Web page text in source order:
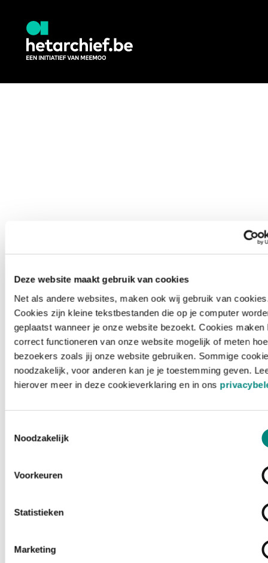
Deze website maakt gebruik van cookies
Net als andere websites, maken ook wij gebruik van
Cookies zijn kleine tekstbestanden die op je computer
geplaatst wanneer je onze website bezoekt. Cookies maken
correct functioneren van onze website mogelijk of meten hoe
bezoekers zoals jij onze website gebruiken. Sommige
noodzakelijk, voor anderen kan je je toestemming geven.
hierover meer in deze cookieverklaring en in ons
Noodzakelijk
Voorkeuren
Statistieken
Marketing